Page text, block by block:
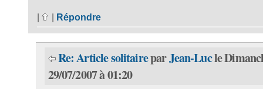
Répondre
Re: Article solitaireparJean-Lucle
29/07/2007 à 01:20